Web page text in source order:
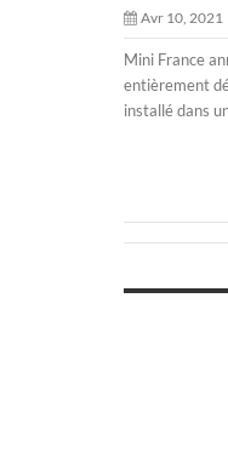
Avr 10, 2021
Mini France
entièrement
installé dans